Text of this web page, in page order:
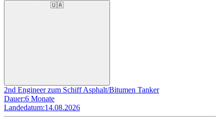
🇺🇦
2nd Engineer zum Schiff Asphalt/Bitumen Tanker
Dauer:6 Monate
Landedatum:14.08.2026